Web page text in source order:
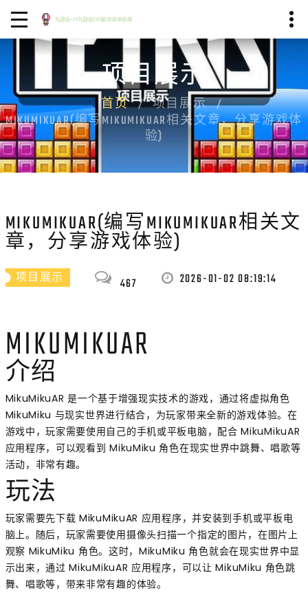
项目展示
首页
项目展示
MIKUMIKUAR(编写MIKUMIKUAR相关文章，分享游戏体
验)
MIKUMIKUAR(编写MIKUMIKUAR相关文
章，分享游戏体验)
项目展示 467 2026-01-02 08:19:14
MIKUMIKUAR
介绍
MikuMikuAR 是一个基于增强现实技术的游戏，通过将虚拟角色
MikuMiku 与现实世界进行结合，为玩家带来全新的游戏体验。在
游戏中，玩家需要使用自己的手机或平板电脑，配合 MikuMikuAR
应用程序，可以观看到 MikuMiku 角色在现实世界中跳舞、唱歌等
活动，非常有趣。
玩法
玩家需要先下载 MikuMikuAR 应用程序，并安装到手机或平板电
脑上。随后，玩家需要使用摄像头扫描一个指定的图片，在图片上
观察 MikuMiku 角色。这时，MikuMiku 角色就会在现实世界中显
示出来，通过 MikuMikuAR 应用程序，可以让 MikuMiku 角色跳
舞、唱歌等，带来非常有趣的体验。